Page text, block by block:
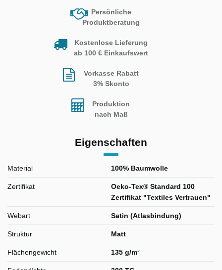
Persönliche
Produktberatung
Kostenlose Lieferung
ab 100 € Einkaufswert
Vorkasse Rabatt
3% Skonto
Produktion
nach Maß
Eigenschaften
Material 100% Baumwolle
Zertifikat
Oeko-Tex® Standard 100
Zertifikat "Textiles Vertrauen"
Webart Satin (Atlasbindung)
Struktur Matt
Flächengewicht 135 g/m²